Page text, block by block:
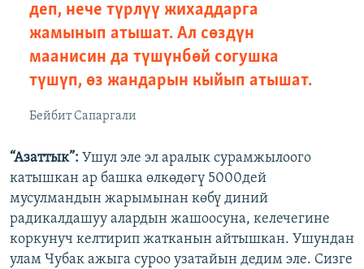
деп, нече түрлүү жихаддарга
жамынып атышат. Ал сөздүн
маанисин да түшүнбөй согушка
түшүп, өз жандарын кыйып атышат.
Бейбит Сапаргали
“Азаттык”: Ушул эле эл аралык сурамжылоого
катышкан ар башка өлкөдөгү 5000дей
мусулмандын жарымынан көбү диний
радикалдашуу алардын жашоосуна, келечегине
коркунуч келтирип жатканын айтышкан. Ушундан
улам Чубак ажыга суроо узатайын дедим эле. Сизге